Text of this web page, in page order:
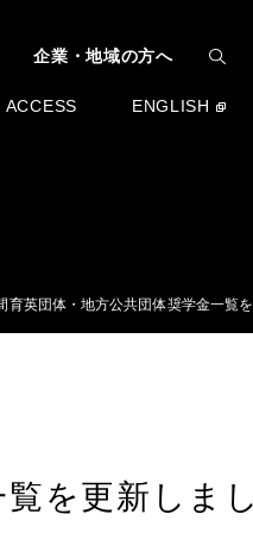
企業・地域の方へ
ACCESS ENGLISH
育英団体・地方公共団体奨学金一覧
を更新しまし